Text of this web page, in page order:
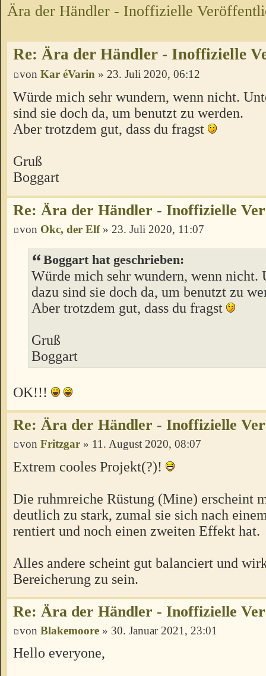
Ära der Händler - Inoffizielle
Re: Ära der Händler - Inoffizielle
von Kar éVarin » 23. Juli 2020, 06:12
Würde mich sehr wundern, wenn nicht.
sind sie doch da, um benutzt zu werden.
Aber trotzdem gut, dass du fragst
Gruß
Boggart
Re: Ära der Händler - Inoffizielle
von Okc, der Elf» 23. Juli 2020, 11:07
Boggart hat geschrieben:
Würde mich sehr wundern, wenn nicht.
dazu sind sie doch da, um benutzt zu
Aber trotzdem gut, dass du fragst
Gruß
Boggart
OK!!!
Re: Ära der Händler - Inoffizielle
von Fritzgar » 11. August 2020, 08:07
Extrem cooles Projekt(?)!
Die ruhmreiche Rüstung (Mine) erscheint
deutlich zu stark, zumal sie sich nach
rentiert und noch einen zweiten Effekt hat.
Alles andere scheint gut balanciert und
Bereicherung zu sein.
Re: Ära der Händler - Inoffizielle
von Blakemoore » 30. Januar 2021, 23:01
Hello everyone,